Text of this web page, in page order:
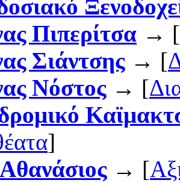
Πιπερίτσα → [
Σιάντσης→ [
Νόστος→ [
]
→ [